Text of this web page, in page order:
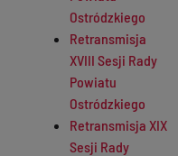
Ostródzkiego
Retransmisja
XVIII Sesji Rady
Powiatu
Ostródzkiego
Retransmisja XIX
Sesji Rady